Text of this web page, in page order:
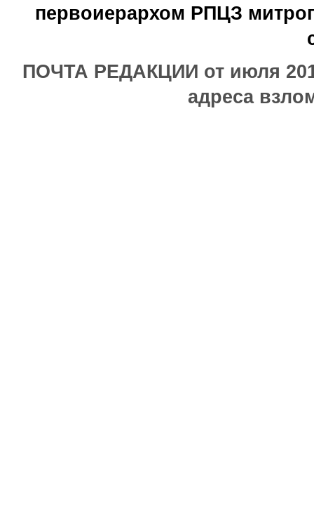
первоиерархом РПЦЗ
ПОЧТА РЕДАКЦИИ от июля
адреса